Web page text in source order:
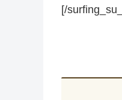
[/